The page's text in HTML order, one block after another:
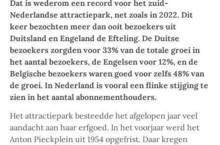
Dat is wederom een record voor het zuid-
Nederlandse attractiepark, net zoals in 2022. Dit
keer bezochten meer dan ooit bezoekers uit
Duitsland en Engeland de Efteling. De Duitse
bezoekers zorgden voor 33% van de totale groei in
het aantal bezoekers, de Engelsen voor 12%, en de
Belgische bezoekers waren goed voor zelfs 48% van
de groei. In Nederland is vooral een flinke stijging te
zien in het aantal abonnementhouders.
Het attractiepark besteedde het afgelopen jaar veel
aandacht aan haar erfgoed. In het voorjaar werd het
Anton Pieckplein uit 1954 opgefrist. Daar kregen